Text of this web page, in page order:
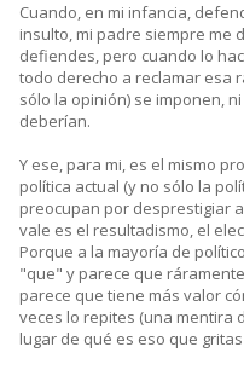
Cuando, en mi infancia,
insulto, mi padre siempre me
defiendes, pero cuando lo
todo derecho a reclamar esa
sólo la opinión) se imponen,
deberían.
Y ese, para mi, es el mismo
política actual (y no sólo la
preocupan por desprestigiar
vale es el resultadismo, el
Porque a la mayoría de
"que" y parece que
parece que tiene más valor
veces lo repites (una mentira
lugar de qué es eso que